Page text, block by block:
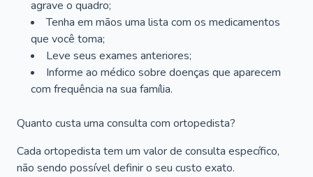
agrave o quadro;
Tenha em mãos uma lista com os medicamentos
que você toma;
Leve seus exames anteriores;
Informe ao médico sobre doenças que aparecem
com frequência na sua família.
Quanto custa uma consulta com ortopedista?
Cada ortopedista tem um valor de consulta específico,
não sendo possível definir o seu custo exato.